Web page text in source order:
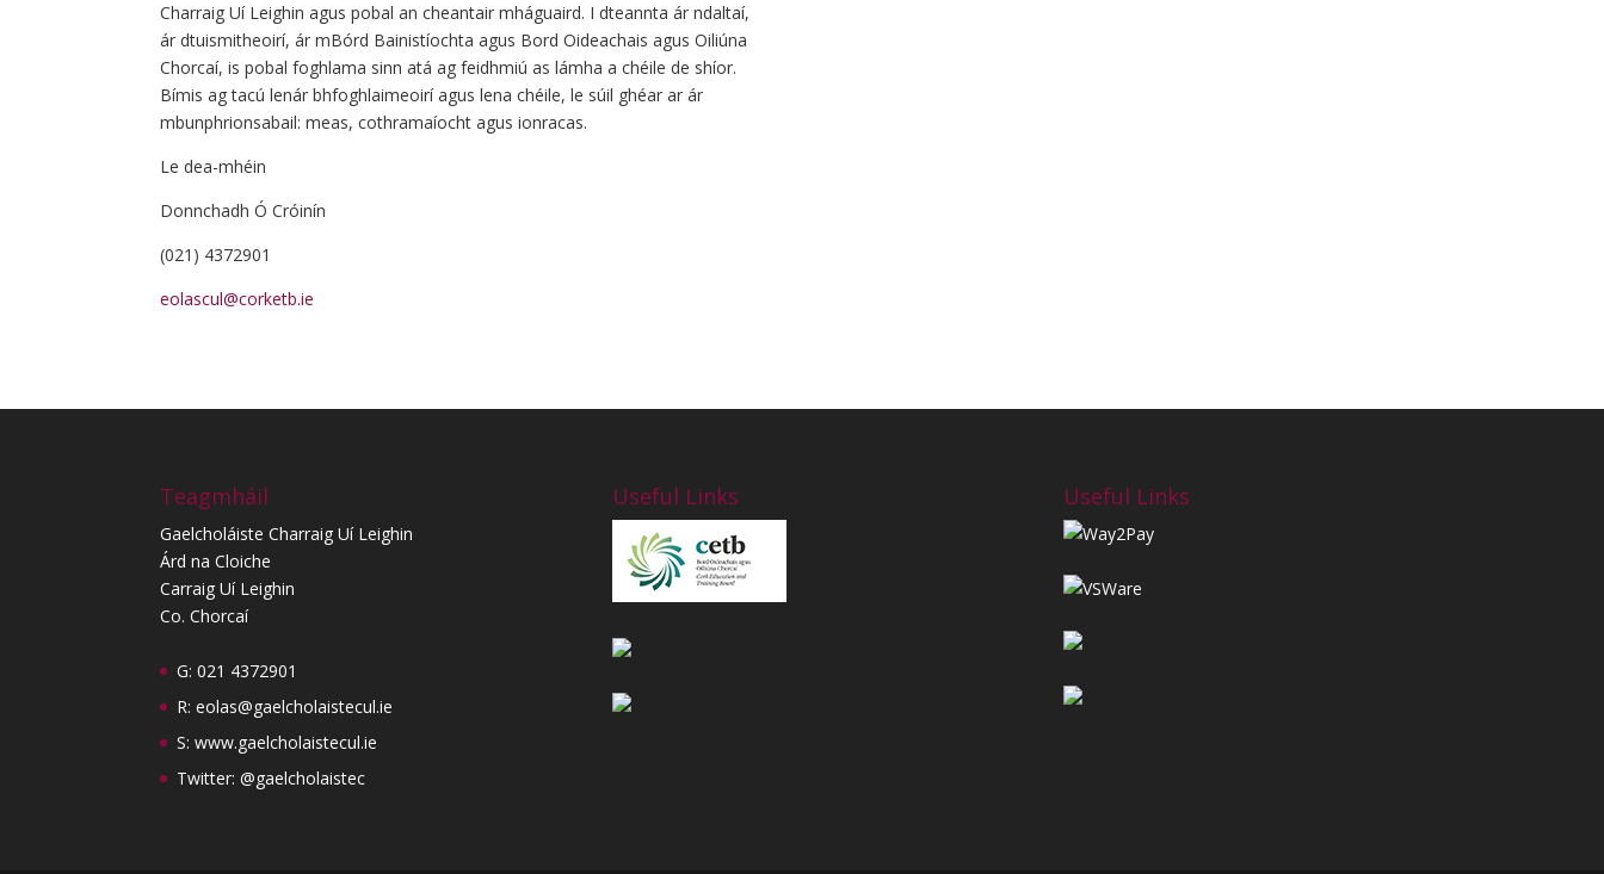
Charraig Uí Leighin agus pobal an cheantair mháguaird. I dteannta ár ndaltaí,
ár dtuismitheoirí, ár mBórd Bainistíochta agus Bord Oideachais agus Oiliúna
Chorcaí, is pobal foghlama sinn atá ag feidhmiú as lámha a chéile de shíor.
Bímis ag tacú lenár bhfoghlaimeoirí agus lena chéile, le súil ghéar ar ár
mbunphrionsabail: meas, cothramaíocht agus ionracas.
Le dea-mhéin
Donnchadh Ó Cróinín
(021) 4372901
eolascul@corketb.ie
Teagmháil
Gaelcholáiste Charraig Uí Leighin
Árd na Cloiche
Carraig Uí Leighin
Co. Chorcaí
G: 021 4372901
R:eolas@gaelcholaistecul.ie
S:www.gaelcholaistecul.ie
Twitter: @gaelcholaistec
Useful Links Useful Links